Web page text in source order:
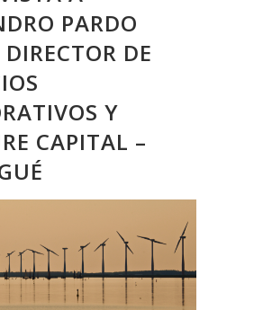
PARDO
DIRECTOR DE
Y
CAPITAL –